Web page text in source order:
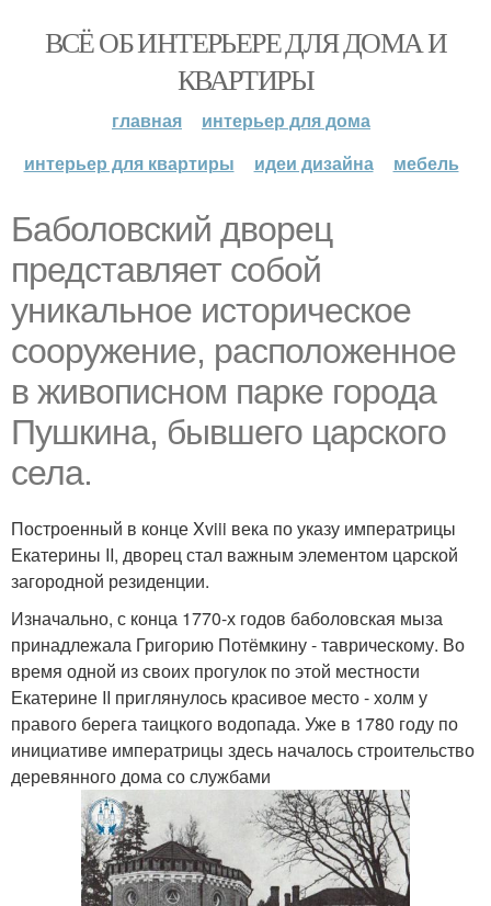
ВСЁ ОБ ИНТЕРЬЕРЕ ДЛЯ ДОМА И
КВАРТИРЫ
главная
интерьер для дома
интерьер для квартиры
идеи дизайна мебель
Баболовский дворец
представляет собой
уникальное историческое
сооружение, расположенное
в живописном парке города
Пушкина, бывшего царского
села.
Построенный в конце Xviii века по указу императрицы
Екатерины II, дворец стал важным элементом царской
загородной резиденции.
Изначально, с конца 1770-х годов баболовская мыза
принадлежала Григорию Потёмкину - таврическому. Во
время одной из своих прогулок по этой местности
Екатерине II приглянулось красивое место - холм у
правого берега таицкого водопада. Уже в 1780 году по
инициативе императрицы здесь началось строительство
деревянного дома со службами